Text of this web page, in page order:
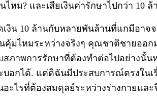
ไหม? และเสียเงินค่ารักษาไปกว่า 10 ล้
เงิน 10 ล้านกับหลายพันล้านที่แกมีอาจ
คุ้มไหมระหว่างจริงๆ คุณชาติชายออก
สภาพการรักษาที่ต้องทำต่อไปอย่างนั้น
บอกได้. แต่ดิฉันมีประสบการณ์ตรงในเ
ะไรที่ต้องสมดุลย์ระหว่างร่างกายและ